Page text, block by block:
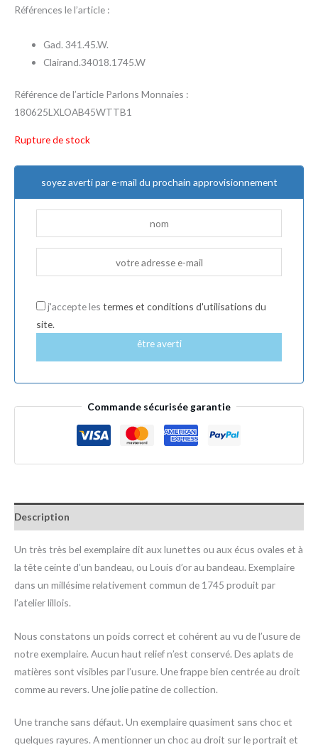
Références le l’article :
Gad. 341.45.W.
Clairand.34018.1745.W
Référence de l’article Parlons Monnaies :
180625LXLOAB45WTTB1
Rupture de stock
soyez averti par e-mail du prochain approvisionnement
j'accepte les termes et conditions d'utilisations du
site.
être averti
Commande sécurisée garantie
Description
Un très très bel exemplaire dit aux lunettes ou aux écus ovales et à
la tête ceinte d’un bandeau, ou Louis d’or au bandeau. Exemplaire
dans un millésime relativement commun de 1745 produit par
l’atelier lillois.
Nous constatons un poids correct et cohérent au vu de l’usure de
notre exemplaire. Aucun haut relief n’est conservé. Des aplats de
matières sont visibles par l’usure. Une frappe bien centrée au droit
comme au revers. Une jolie patine de collection.
Une tranche sans défaut. Un exemplaire quasiment sans choc et
quelques rayures. A mentionner un choc au droit sur le portrait et